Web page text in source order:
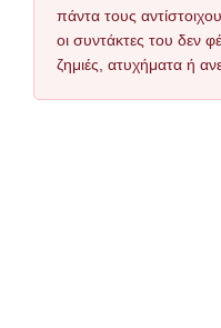
πάντα τους
οι συντάκτες του δεν
ζημιές, ατυχήματα ή